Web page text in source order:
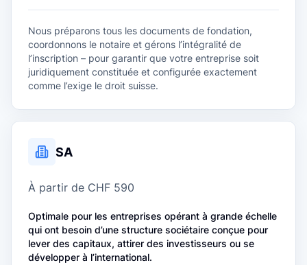
Nous préparons tous les documents de fondation,
coordonnons le notaire et gérons l’intégralité de
l’inscription – pour garantir que votre entreprise soit
juridiquement constituée et configurée exactement
comme l’exige le droit suisse.
SA
À partir de CHF 590
Optimale pour les entreprises opérant à grande échelle
qui ont besoin d’une structure sociétaire conçue pour
lever des capitaux, attirer des investisseurs ou se
développer à l’international.